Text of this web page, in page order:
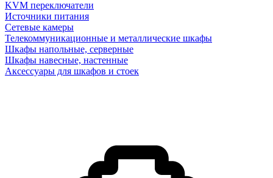
KVM переключатели
Источники питания
Сетевые камеры
Телекоммуникационные и металлические шкафы
Шкафы напольные, серверные
Шкафы навесные, настенные
Аксессуары для шкафов и стоек